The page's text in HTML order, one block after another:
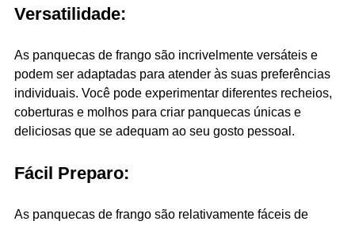
Versatilidade:
As panquecas de frango são incrivelmente versáteis e
podem ser adaptadas para atender às suas preferências
individuais. Você pode experimentar diferentes recheios,
coberturas e molhos para criar panquecas únicas e
deliciosas que se adequam ao seu gosto pessoal.
Fácil Preparo:
As panquecas de frango são relativamente fáceis de